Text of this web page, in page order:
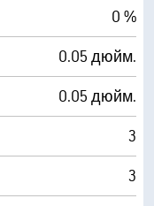
0 %
0.05 дюйм.
0.05 дюйм.
3
3